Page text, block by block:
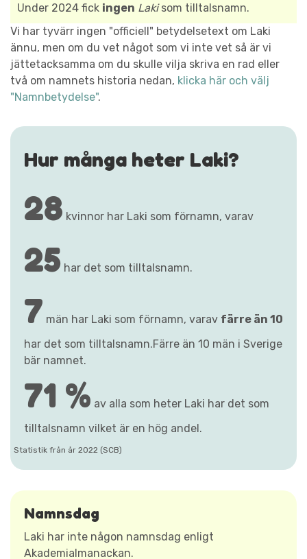
Under 2024 fick ingen Lakisom tilltalsnamn.
Vi har tyvärr ingen "officiell" betydelsetext om Laki
ännu, men om du vet något som vi inte vet så är vi
jättetacksamma om du skulle vilja skriva en rad eller
två om namnets historia nedan, klicka här och välj
"Namnbetydelse".
Hur många heter Laki?
28 kvinnor har Laki som förnamn, varav
25 har det som tilltalsnamn.
7 män har Laki som förnamn, varav färre än 10
har det som tilltalsnamn.Färre än 10 män i Sverige
bär namnet.
71 % av alla som heter Laki har det som
tilltalsnamn vilket är en hög andel.
Statistik från år 2022 (SCB)
Namnsdag
Laki har inte någon namnsdag enligt
Akademialmanackan.